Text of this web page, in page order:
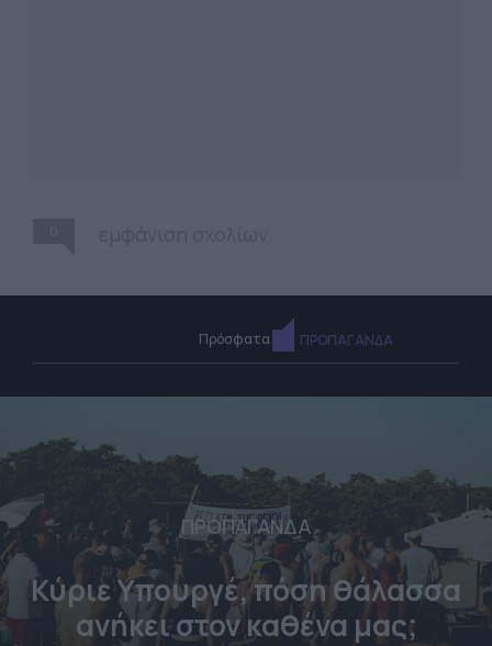
Πρόσφατα ΠΡΟΠΑΓΑΝΔΑ
ΠΡΟΠΑΓΑΝΔΑ
Κύριε Υπουργέ, πόση θάλασσα
ανήκει στον καθένα μας;